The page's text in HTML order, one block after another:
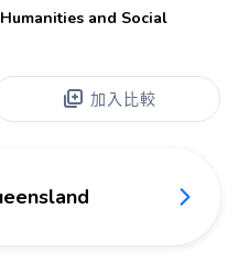
and Social
加入比較